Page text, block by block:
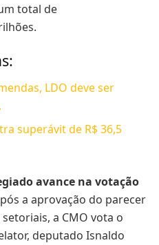
total de
LDO deve ser
superávit de R$ 36,5
avance na votação
a aprovação do parecer
a CMO vota o
deputado Isnaldo